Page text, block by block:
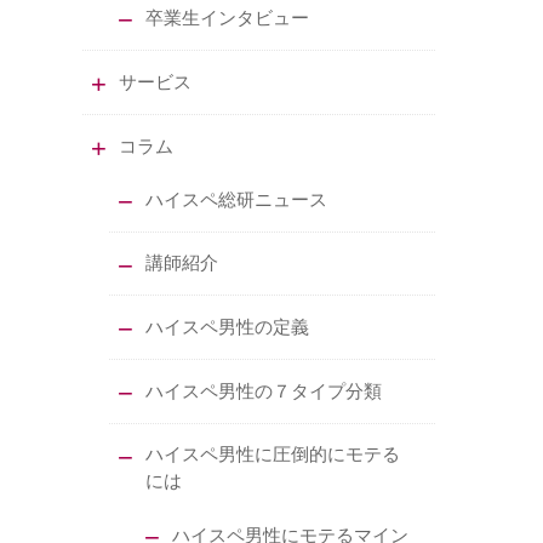
卒業生インタビュー
サービス
コラム
ハイスペ総研ニュース
講師紹介
ハイスペ男性の定義
ハイスペ男性の７タイプ分類
ハイスペ男性に圧倒的にモテる
には
ハイスペ男性にモテるマイン